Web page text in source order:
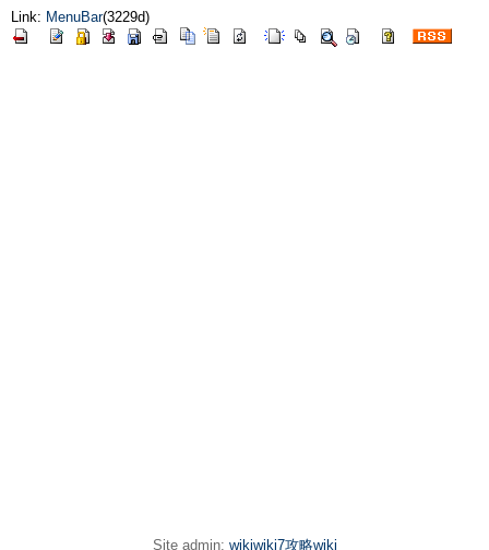
Link: MenuBar(3229d)
Site admin: wikiwiki7攻略wiki